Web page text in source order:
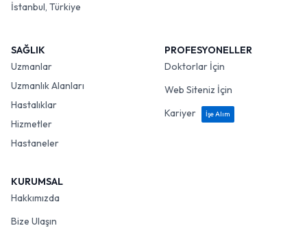
İstanbul, Türkiye
SAĞLIK
Uzmanlar
Uzmanlık Alanları
Hastalıklar
Hizmetler
Hastaneler
PROFESYONELLER
Doktorlar İçin
Web Siteniz İçin
Kariyer
İşe Alım
KURUMSAL
Hakkımızda
Bize Ulaşın